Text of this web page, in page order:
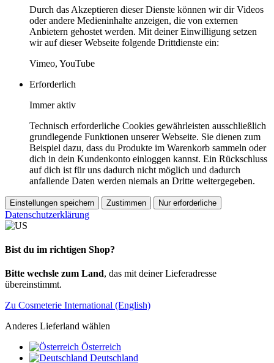
Durch das Akzeptieren dieser Dienste können wir dir Videos
oder andere Medieninhalte anzeigen, die von externen
Anbietern gehostet werden. Mit deiner Einwilligung setzen
wir auf dieser Webseite folgende Drittdienste ein:
Vimeo, YouTube
Erforderlich
Immer aktiv
Technisch erforderliche Cookies gewährleisten ausschließlich
grundlegende Funktionen unserer Webseite. Sie dienen zum
Beispiel dazu, dass du Produkte im Warenkorb sammeln oder
dich in dein Kundenkonto einloggen kannst. Ein Rückschluss
auf dich ist für uns dadurch nicht möglich und dadurch
anfallende Daten werden niemals an Dritte weitergegeben.
Einstellungen speichern Zustimmen Nur erforderliche
Datenschutzerklärung
Bist du im richtigen Shop?
Bitte wechsle zum Land, das mit deiner Lieferadresse
übereinstimmt.
Zu Cosmeterie International (English)
Anderes Lieferland wählen
Österreich
Deutschland